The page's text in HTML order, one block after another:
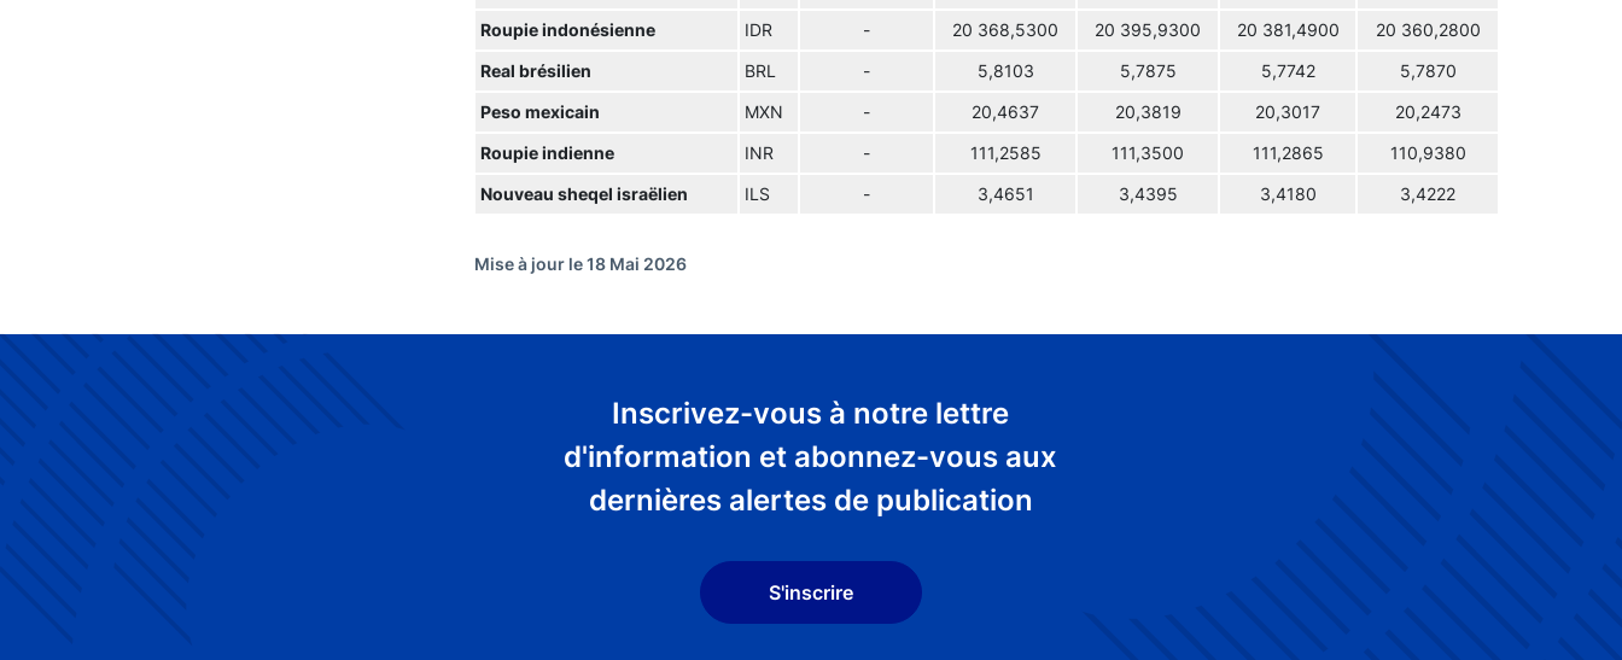
Roupie indonésienne IDR - 20 368,5300 20 395,9300 20 381,4900 20 360,2800
Real brésilien BRL - 5,8103 5,7875 5,7742 5,7870
Peso mexicain MXN - 20,4637 20,3819 20,3017 20,2473
Roupie indienne INR - 111,2585 111,3500 111,2865 110,9380
Nouveau sheqel israëlien ILS - 3,4651 3,4395 3,4180 3,4222
Mise à jour le 18 Mai 2026
Inscrivez-vous à notre lettre
d'information et abonnez-vous aux
dernières alertes de publication
S'inscrire